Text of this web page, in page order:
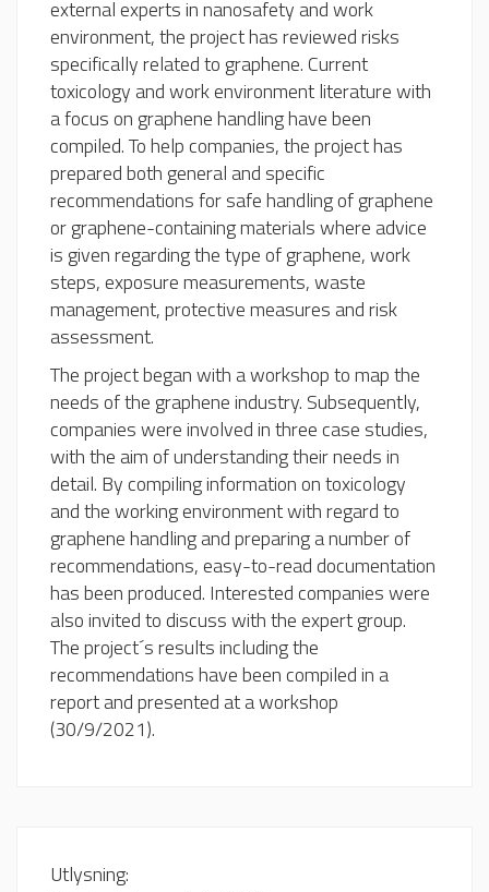
external experts in nanosafety and work
environment, the project has reviewed risks
specifically related to graphene. Current
toxicology and work environment literature with
a focus on graphene handling have been
compiled. To help companies, the project has
prepared both general and specific
recommendations for safe handling of graphene
or graphene-containing materials where advice
is given regarding the type of graphene, work
steps, exposure measurements, waste
management, protective measures and risk
assessment.
The project began with a workshop to map the
needs of the graphene industry. Subsequently,
companies were involved in three case studies,
with the aim of understanding their needs in
detail. By compiling information on toxicology
and the working environment with regard to
graphene handling and preparing a number of
recommendations, easy-to-read documentation
has been produced. Interested companies were
also invited to discuss with the expert group.
The project´s results including the
recommendations have been compiled in a
report and presented at a workshop
(30/9/2021).
Utlysning: